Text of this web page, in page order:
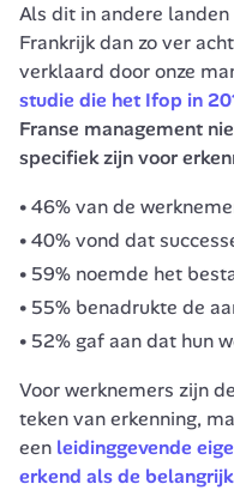
Als dit in andere
Frankrijk dan zo ver
verklaard door onze
studie die het Ifop in
Franse management
specifiek zijn voor
46% van de
40% vond dat
59% noemde het
55% benadrukte de
52% gaf aan dat hun
Voor werknemers zijn
teken van erkenning,
een leidinggevende
erkend als de